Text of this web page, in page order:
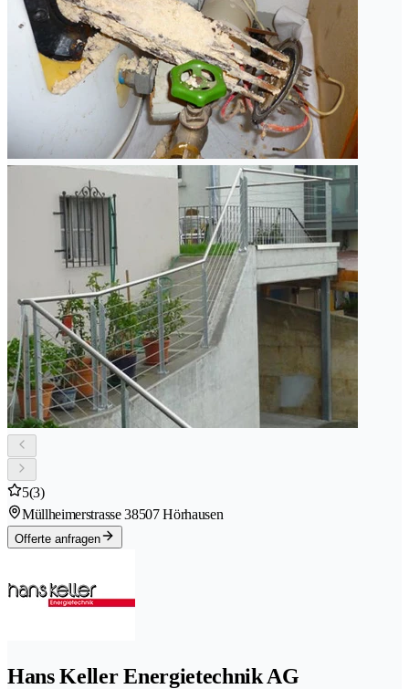
5(3)
Müllheimerstrasse 38507 Hörhausen
Offerte anfragen
Hans Keller Energietechnik AG